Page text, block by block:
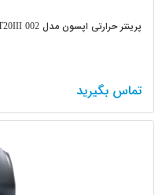
پرینتر حرارتی اپسون مدل EPSON TM-T20III 002
تماس بگیرید